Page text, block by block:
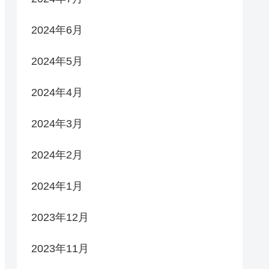
2024年6月
2024年5月
2024年4月
2024年3月
2024年2月
2024年1月
2023年12月
2023年11月